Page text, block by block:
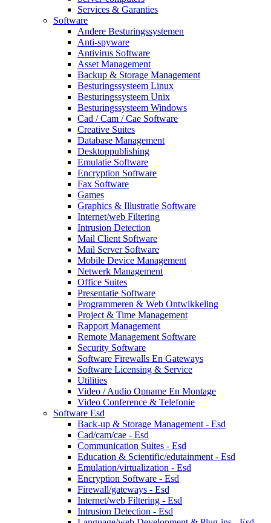
Services & Garanties
Software
Andere Besturingssystemen
Anti-spyware
Antivirus Software
Asset Management
Backup & Storage Management
Besturingssysteem Linux
Besturingssysteem Unix
Besturingssysteem Windows
Cad / Cam / Cae Software
Creative Suites
Database Management
Desktoppublishing
Emulatie Software
Encryption Software
Fax Software
Games
Graphics & Illustratie Software
Internet/web Filtering
Intrusion Detection
Mail Client Software
Mail Server Software
Mobile Device Management
Netwerk Management
Office Suites
Presentatie Software
Programmeren & Web Ontwikkeling
Project & Time Management
Rapport Management
Remote Management Software
Security Software
Software Firewalls En Gateways
Software Licensing & Service
Utilities
Video / Audio Opname En Montage
Video Conference & Telefonie
Software Esd
Back-up & Storage Management - Esd
Cad/cam/cae - Esd
Communication Suites - Esd
Education & Scientific/edutainment - Esd
Emulation/virtualization - Esd
Encryption Software - Esd
Firewall/gateways - Esd
Internet/web Filtering - Esd
Intrusion Detection - Esd